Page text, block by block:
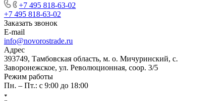
+7 495 818-63-02
+7 495 818-63-02
Заказать звонок
E-mail
info@novorostrade.ru
Адрес
393749, Тамбовская область, м. о. Мичуринский, с.
Заворонежское, ул. Революционная, соор. 3/5
Режим работы
Пн. – Пт.: с 9:00 до 18:00